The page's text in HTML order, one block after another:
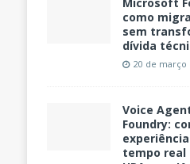
como
sem
dívida
20 de março
Voice
Foundry:
tempo real